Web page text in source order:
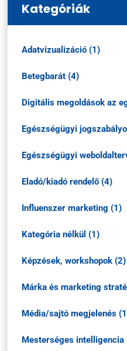
Kategóriák
Adatvizualizáció (1)
Betegbarát (4)
Digitális megoldások az
Egészségügyi
Egészségügyi
Eladó/kiadó rendelő (4)
Influenszer marketing (1)
Kategória nélkül (1)
Képzések, workshopok (2)
Márka és marketing
Média/sajtó megjelenés
Mesterséges intelligencia